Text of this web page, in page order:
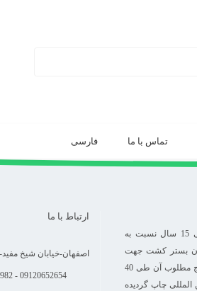
تماس با ما فارسی
شرکت هادی نخل بی همتا با مطالعات گسترده طی 15 سال نسبت به
بستر کشت جهت
مصرف برای گیاهان مختلف اقدام نموده است که نتایج مطلوب آن طی 40
المللی چاپ گردیده
ارتباط با ما
اصفهان-خیابان شیخ مفید-
09120652654 - 03136639982